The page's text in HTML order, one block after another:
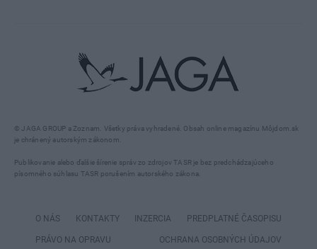
© JAGA GROUP a Zoznam. Všetky práva vyhradené. Obsah online magazínu Môjdom.sk
je chránený autorským zákonom.
Publikovanie alebo ďalšie šírenie správ zo zdrojov TASR je bez predchádzajúceho
písomného súhlasu TASR porušením autorského zákona.
O NÁS KONTAKTY INZERCIA PREDPLATNÉ ČASOPISU
PRÁVO NA OPRAVU OCHRANA OSOBNÝCH ÚDAJOV